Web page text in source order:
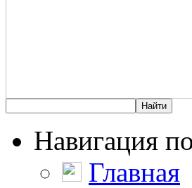
Навигация
Главная